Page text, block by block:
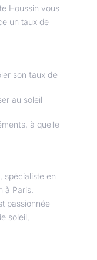
Houssin vous
un taux de
son taux de
au soleil
à quelle
spécialiste en
à Paris.
passionnée
soleil,